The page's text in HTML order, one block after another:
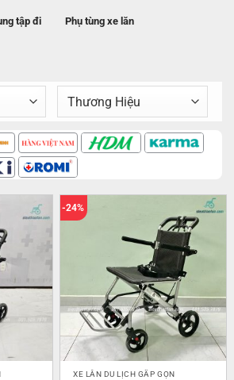
tập đi Phụ tùng xe lăn
-24%
XE LĂN DU LỊCH GẤP GỌN